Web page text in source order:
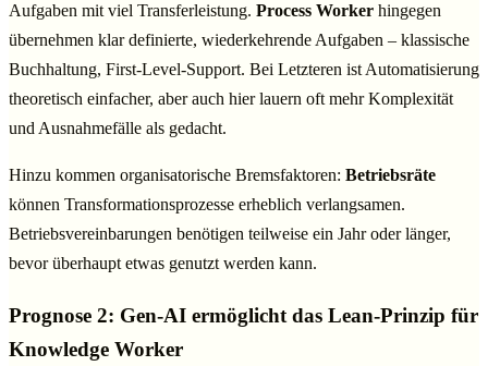
Aufgaben mit viel Transferleistung. Process Worker hingegen
übernehmen klar definierte, wiederkehrende Aufgaben – klassische
Buchhaltung, First-Level-Support. Bei Letzteren ist Automatisierung
theoretisch einfacher, aber auch hier lauern oft mehr Komplexität
und Ausnahmefälle als gedacht.
Hinzu kommen organisatorische Bremsfaktoren: Betriebsräte
können Transformationsprozesse erheblich verlangsamen.
Betriebsvereinbarungen benötigen teilweise ein Jahr oder länger,
bevor überhaupt etwas genutzt werden kann.
Prognose 2: Gen-AI ermöglicht das Lean-Prinzip für
Knowledge Worker